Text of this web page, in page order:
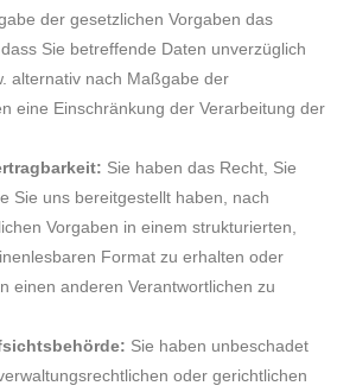
der gesetzlichen Vorgaben das
Sie betreffende Daten unverzüglich
alternativ nach Maßgabe der
eine Einschränkung der Verarbeitung der
Sie haben das Recht, Sie
Sie uns bereitgestellt haben, nach
Vorgaben in einem strukturierten,
Format zu erhalten oder
einen anderen Verantwortlichen zu
Sie haben unbeschadet
oder gerichtlichen